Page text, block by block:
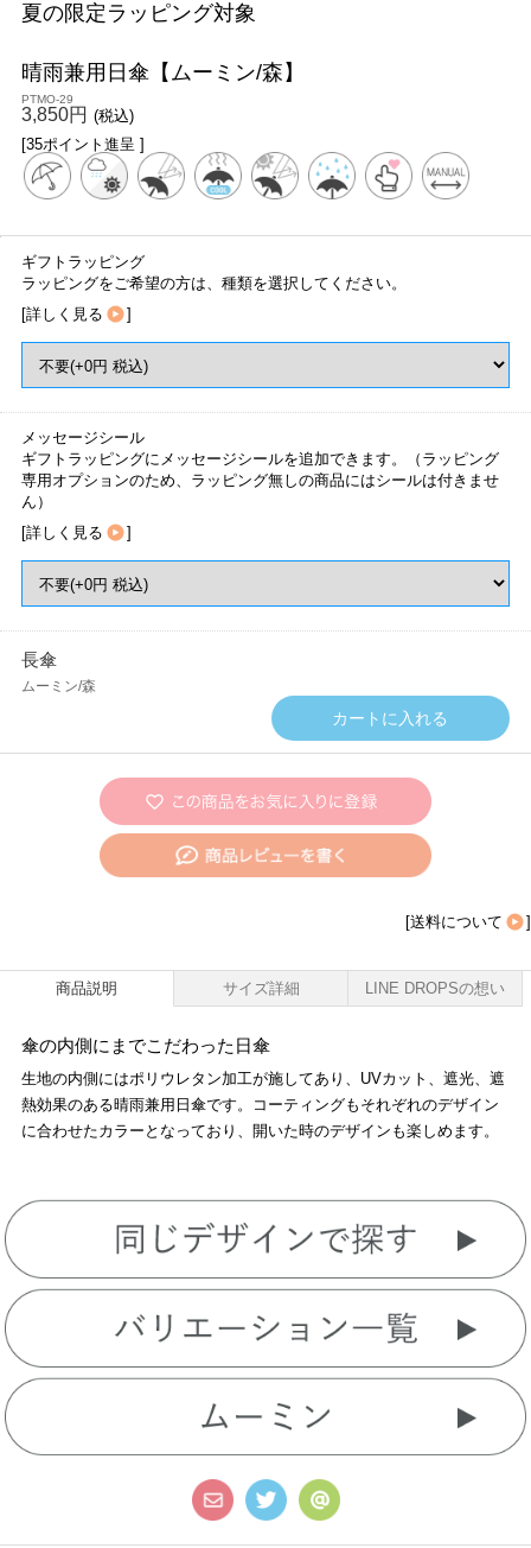
夏の限定ラッピング対象
晴雨兼用日傘【ムーミン/森】
PTMO-29
3,850円 (税込)
[35ポイント進呈 ]
ギフトラッピング
ラッピングをご希望の方は、種類を選択してください。
[詳しく見る ]
メッセージシール
ギフトラッピングにメッセージシールを追加できます。（ラッピング
専用オプションのため、ラッピング無しの商品にはシールは付きませ
ん）
[詳しく見る ]
長傘
ムーミン/森
[送料について ]
商品説明 サイズ詳細 LINE DROPSの想い
傘の内側にまでこだわった日傘
生地の内側にはポリウレタン加工が施してあり、UVカット、遮光、遮
熱効果のある晴雨兼用日傘です。コーティングもそれぞれのデザイン
に合わせたカラーとなっており、開いた時のデザインも楽しめます。